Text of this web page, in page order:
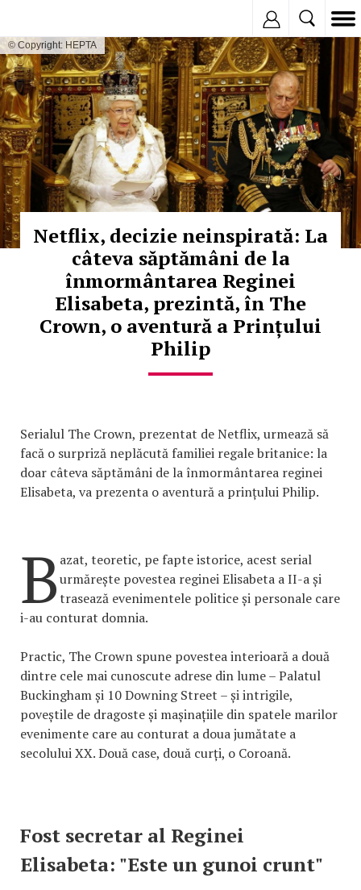
© Copyright: HEPTA
Netflix, decizie neinspirată: La
câteva săptămâni de la
înmormântarea Reginei
Elisabeta, prezintă, în The
Crown, o aventură a Prințului
Philip
Serialul The Crown, prezentat de Netflix, urmează să
facă o surpriză neplăcută familiei regale britanice: la
doar câteva săptămâni de la înmormântarea reginei
Elisabeta, va prezenta o aventură a prințului Philip.
B azat, teoretic, pe fapte istorice, acest serial
urmărește povestea reginei Elisabeta a II-a și
trasează evenimentele politice și personale care
i-au conturat domnia.
Practic, The Crown spune povestea interioară a două
dintre cele mai cunoscute adrese din lume – Palatul
Buckingham și 10 Downing Street – și intrigile,
poveștile de dragoste și mașinațiile din spatele marilor
evenimente care au conturat a doua jumătate a
secolului XX. Două case, două curți, o Coroană.
Fost secretar al Reginei
Elisabeta: "Este un gunoi crunt"